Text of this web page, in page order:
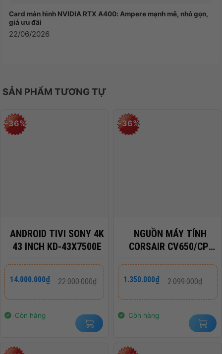
Card màn hình NVIDIA RTX A400: Ampere mạnh mẽ, nhỏ gọn,
giá ưu đãi
22/06/2026
SẢN PHẨM TƯƠNG TỰ
-36%
ANDROID TIVI SONY 4K
43 INCH KD-43X7500E
22.000.000₫
Giá
gốc
22.000.000₫.
14.000.000₫
Giá
hiện
là:
Còn hàng
-36%
NGUỒN MÁY TÍNH
CORSAIR CV650/CP-
2.099.000₫
Giá
gốc
2.099.000₫.
1.350.000₫
Giá
hiện
là:
Còn hàng